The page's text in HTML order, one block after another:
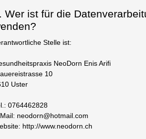
Wer ist für die
Stelle ist:
NeoDorn Enis Arifi
10
Uster
0764462828
neodorn@hotmail.com
http://www.neodorn.ch